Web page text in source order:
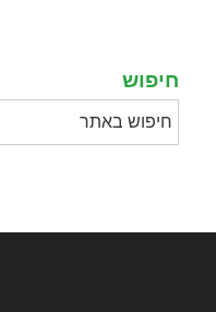
חיפוש